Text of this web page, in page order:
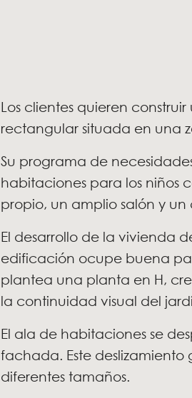
Los clientes quieren
rectangular situada en una
Su programa de
habitaciones para los
propio, un amplio salón y
El desarrollo de la vivienda
edificación ocupe buena
plantea una planta en H,
la continuidad visual del
El ala de habitaciones se
fachada. Este deslizamiento
diferentes tamaños.